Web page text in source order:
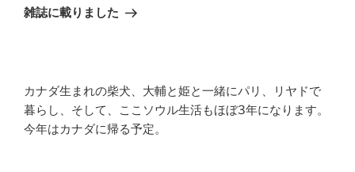
Post
雑誌に載りました
カナダ生まれの柴犬、大輔と姫と一緒にパリ、リヤドで
暮らし、そして、ここソウル生活もほぼ3年になります。
今年はカナダに帰る予定。